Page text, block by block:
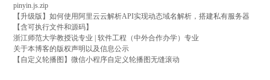
pinyin.js.zip
【升级版】如何使用阿里云云解析API实现动态域名解析，搭建私有服务器
【含可执行文件和源码】
浙江师范大学教授说专业 | 软件工程（中外合作办学）专业
关于本博客的版权声明以及信息公示
【自定义轮播图】微信小程序自定义轮播图无缝滚动